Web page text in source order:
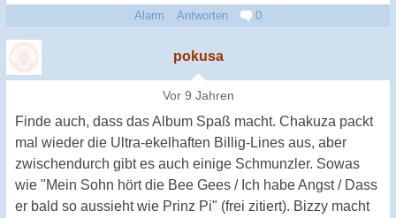
Alarm Antworten 0
pokusa
Vor 9 Jahren
Finde auch, dass das Album Spaß macht. Chakuza packt
mal wieder die Ultra-ekelhaften Billig-Lines aus, aber
zwischendurch gibt es auch einige Schmunzler. Sowas
wie "Mein Sohn hört die Bee Gees / Ich habe Angst / Dass
er bald so aussieht wie Prinz Pi" (frei zitiert). Bizzy macht